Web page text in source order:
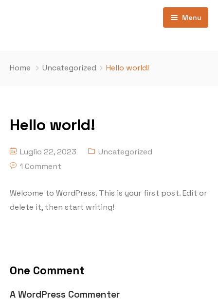
Menu
404
Movie All
Movies Now Playing
Movie Category
Movie Details
Event Details
Home Uncategorized Hello world!
Hello world!
Luglio 22, 2023
Uncategorized
1 Comment
Welcome to WordPress. This is your first post. Edit or
delete it, then start writing!
One Comment
A WordPress Commenter